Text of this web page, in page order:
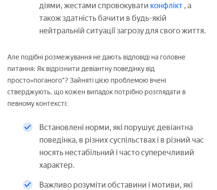
діями, жестами спровокувати конфлікт , а
також здатність бачити в будь-якій
нейтральній ситуації загрозу для свого життя.
Але подібні розмежування не дають відповіді на головне
питання: Як відрізнити девіантну поведінку від
просто»поганого"? Зайняті цією проблемою вчені
стверджують, що кожен випадок потрібно розглядати в
певному контексті:
Встановлені норми, які порушує девіантна
поведінка, в різних суспільствах і в різний час
носять нестабільний і часто суперечливий
характер.
Важливо розуміти обставини і мотиви, які